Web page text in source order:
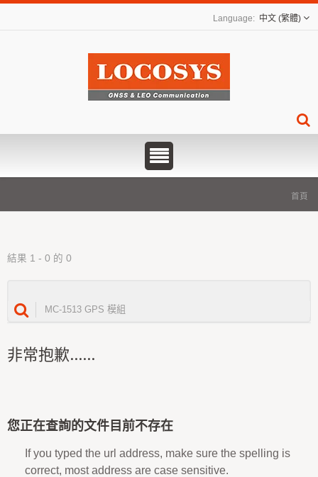
中文 (繁體)
首頁
結果 1 - 0 的 0
非常抱歉......
您正在查詢的文件目前不存在
If you typed the url address, make sure the spelling is
correct, most address are case sensitive.